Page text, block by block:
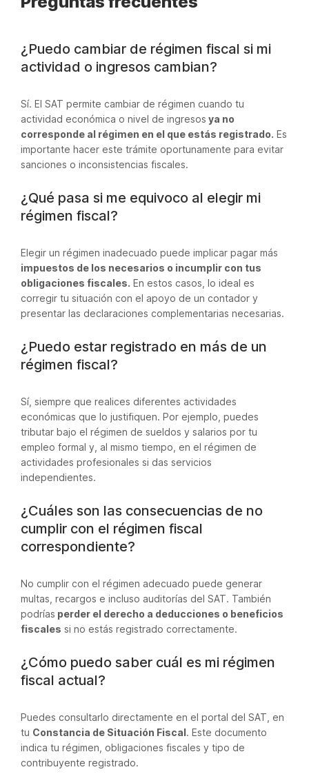
¿Puedo cambiar de régimen fiscal si mi
actividad o ingresos cambian?
Sí. El SAT permite cambiar de régimen cuando tu
actividad económica o nivel de ingresos ya no
corresponde al régimen en el que estás registrado. Es
importante hacer este trámite oportunamente para evitar
sanciones o inconsistencias fiscales.
¿Qué pasa si me equivoco al elegir mi
régimen fiscal?
Elegir un régimen inadecuado puede implicar pagar más
impuestos de los necesarios o incumplir con tus
obligaciones fiscales. En estos casos, lo ideal es
corregir tu situación con el apoyo de un contador y
presentar las declaraciones complementarias necesarias.
¿Puedo estar registrado en más de un
régimen fiscal?
Sí, siempre que realices diferentes actividades
económicas que lo justifiquen. Por ejemplo, puedes
tributar bajo el régimen de sueldos y salarios por tu
empleo formal y, al mismo tiempo, en el régimen de
actividades profesionales si das servicios
independientes.
¿Cuáles son las consecuencias de no
cumplir con el régimen fiscal
correspondiente?
No cumplir con el régimen adecuado puede generar
multas, recargos e incluso auditorías del SAT. También
podrías perder el derecho a deducciones o beneficios
fiscales si no estás registrado correctamente.
¿Cómo puedo saber cuál es mi régimen
fiscal actual?
Puedes consultarlo directamente en el portal del SAT, en
tu Constancia de Situación Fiscal. Este documento
indica tu régimen, obligaciones fiscales y tipo de
contribuyente registrado.